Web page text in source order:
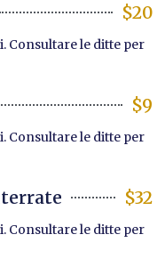
$20
Consultare le ditte per
$9
Consultare le ditte per
$32
Consultare le ditte per